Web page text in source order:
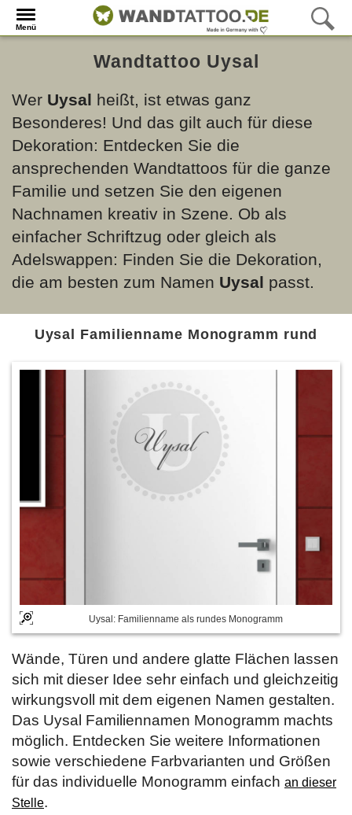
Menü
Wandtattoo Uysal
Wer Uysal heißt, ist etwas ganz
Besonderes! Und das gilt auch für diese
Dekoration: Entdecken Sie die
ansprechenden Wandtattoos für die ganze
Familie und setzen Sie den eigenen
Nachnamen kreativ in Szene. Ob als
einfacher Schriftzug oder gleich als
Adelswappen: Finden Sie die Dekoration,
die am besten zum Namen Uysal passt.
Uysal Familienname Monogramm rund
Uysal: Familienname als rundes Monogramm
Wände, Türen und andere glatte Flächen lassen
sich mit dieser Idee sehr einfach und gleichzeitig
wirkungsvoll mit dem eigenen Namen gestalten.
Das Uysal Familiennamen Monogramm machts
möglich. Entdecken Sie weitere Informationen
sowie verschiedene Farbvarianten und Größen
für das individuelle Monogramm einfach an dieser
Stelle.